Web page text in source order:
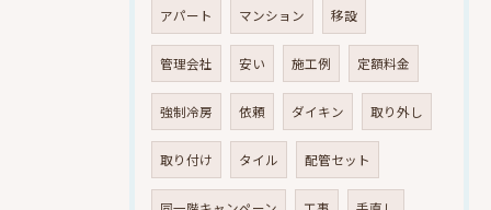
アパート マンション 移設
管理会社 安い 施工例 定額料金
強制冷房 依頼 ダイキン 取り外し
取り付け タイル 配管セット